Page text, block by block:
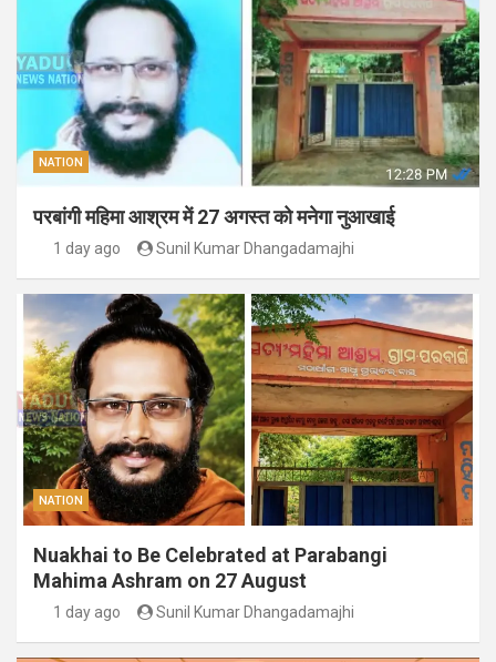
NATION
परबांगी महिमा आश्रम में 27 अगस्त को मनेगा नुआखाई
1 day ago Sunil Kumar Dhangadamajhi
NATION
Nuakhai to Be Celebrated at Parabangi
Mahima Ashram on 27 August
1 day ago Sunil Kumar Dhangadamajhi